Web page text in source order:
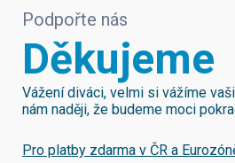
Podpořte nás
Děkujeme
Vážení diváci, velmi si vážíme
nám naději, že budeme moci
Pro platby zdarma v ČR a